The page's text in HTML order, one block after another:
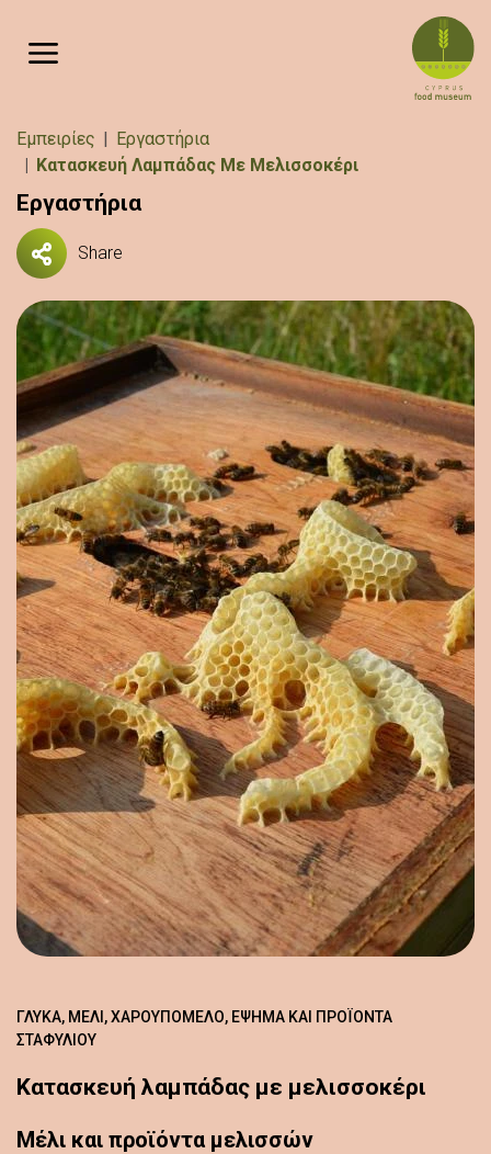
Breadcrumb
Εμπειρίες
Εργαστήρια
Κατασκευή Λαμπάδας Με Μελισσοκέρι
Εργαστήρια
Share
ΓΛΥΚΆ, ΜΈΛΙ, ΧΑΡΟΥΠΌΜΕΛΟ, ΈΨΗΜΑ ΚΑΙ ΠΡΟΪΌΝΤΑ
ΣΤΑΦΥΛΙΟΎ
Κατασκευή λαμπάδας με μελισσοκέρι
Μέλι και προϊόντα μελισσών